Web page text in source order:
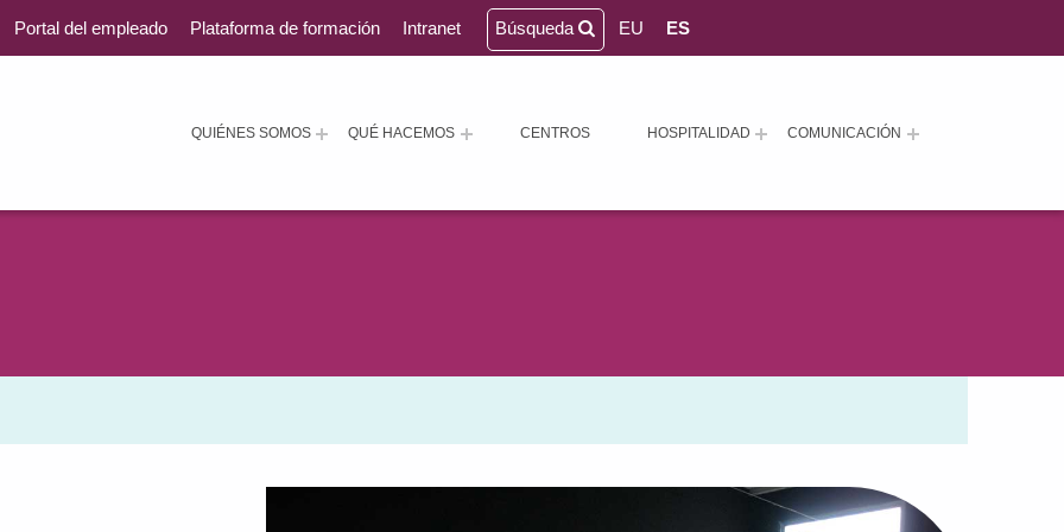
QUIÉNES SOMOS QUÉ HACEMOS CENTROS HOSPITALIDAD COMUNICACIÓN
Portal del empleado Plataforma de formación Intranet Búsqueda EU ES